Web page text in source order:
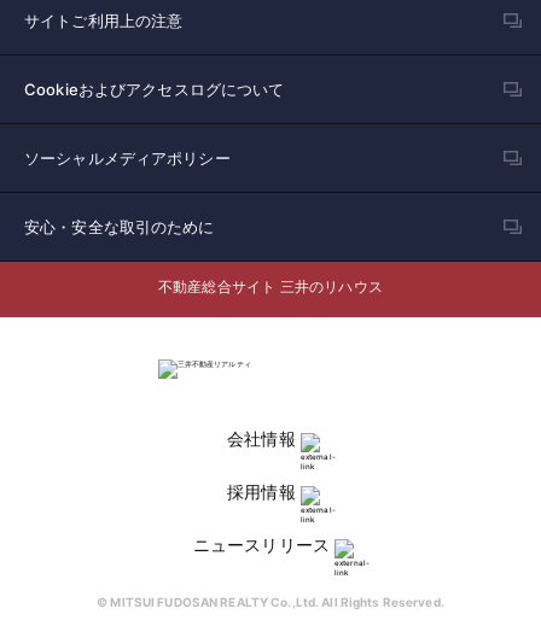
サイトご利用上の注意
Cookieおよびアクセスログについて
ソーシャルメディアポリシー
安心・安全な取引のために
不動産総合サイト 三井のリハウス
会社情報
採用情報
ニュースリリース
© MITSUI FUDOSAN REALTY Co.,Ltd. All Rights Reserved.